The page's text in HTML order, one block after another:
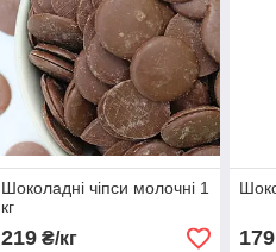
Шоколадні чіпси молочні 1
кг
219₴/кг 179